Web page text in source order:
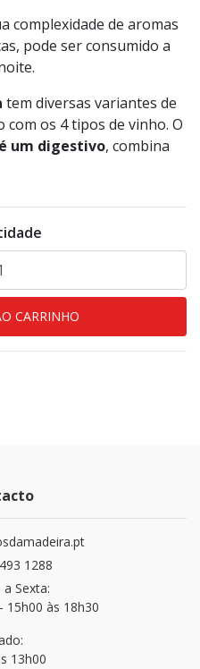
complexidade de aromas
pode ser con­sumido a
tem diversas variantes de
os 4 tipos de vinho. O
um digestivo, combina
1288
a Sexta:
15h00 às 18h30
13h00